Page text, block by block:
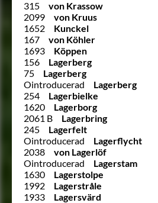
315
von Krassow
2099
von Kruus
1652
Kunckel
167
von Köhler
1693
Köppen
156
Lagerberg
75
Lagerberg
Ointroducerad
Lagerberg
254
Lagerbielke
1620
Lagerborg
2061 B
Lagerbring
245
Lagerfelt
Ointroducerad
Lagerflycht
2038
von Lagerlöf
Ointroducerad
Lagerstam
1630
Lagerstolpe
1992
Lagerstråle
1933
Lagersvärd